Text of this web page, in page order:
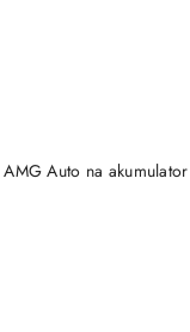
Auto na